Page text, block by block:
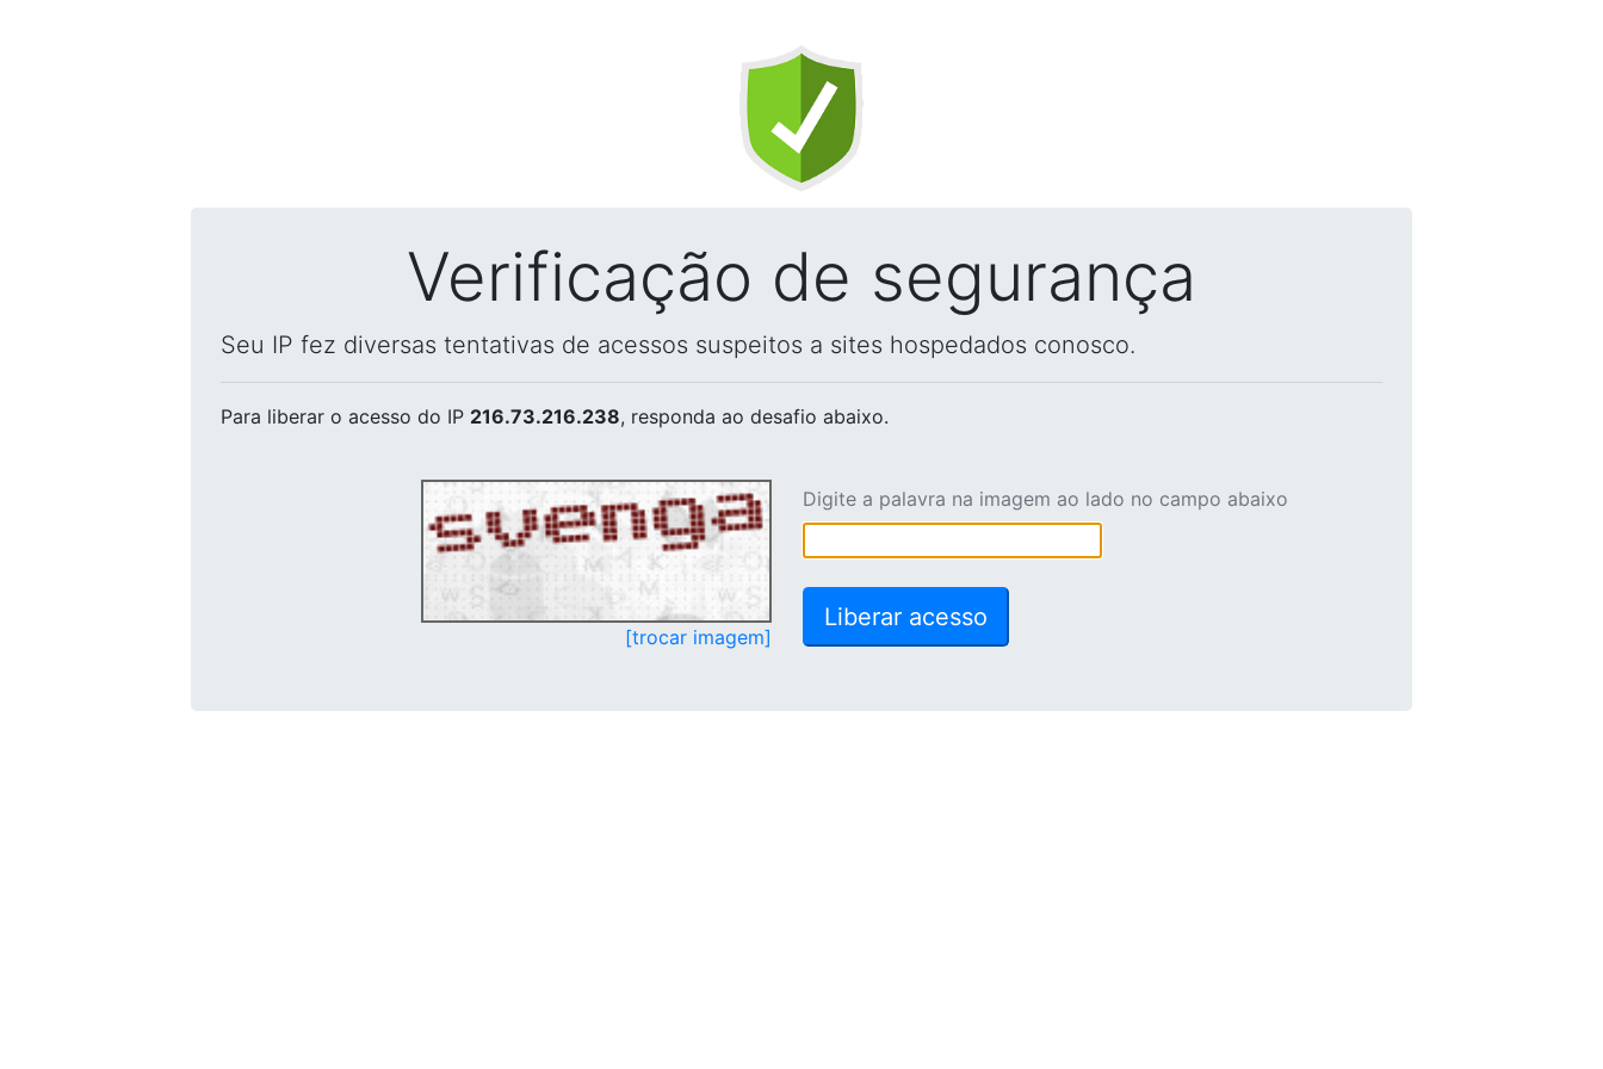
Verificação de segurança
Seu IP fez diversas tentativas de acessos suspeitos a sites hospedados conosco.
Para liberar o acesso do IP 216.73.216.238, responda ao desafio abaixo.
[trocar imagem]
Digite a palavra na imagem ao lado no campo abaixo